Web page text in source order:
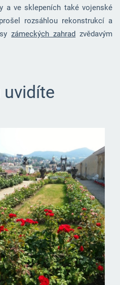
a ve sklepeních také vojenské
rozsáhlou rekonstrukcí a
zámeckých zahrad zvědavým
uvidíte